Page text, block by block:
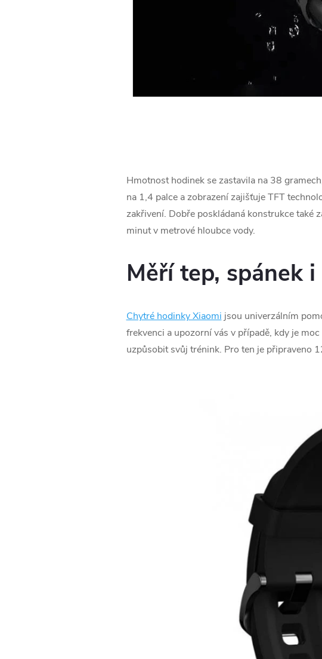
Hmotnost hodinek se zastavila na 38
na 1,4 palce a zobrazení zajišťuje TFT
zakřivení. Dobře poskládaná konstrukce také
minut v metrové hloubce vody.
Měří tep, spánek
Chytré hodinky Xiaomi jsou univerzálním
frekvenci a upozorní vás v případě, kdy je
uzpůsobit svůj trénink. Pro ten je připraveno